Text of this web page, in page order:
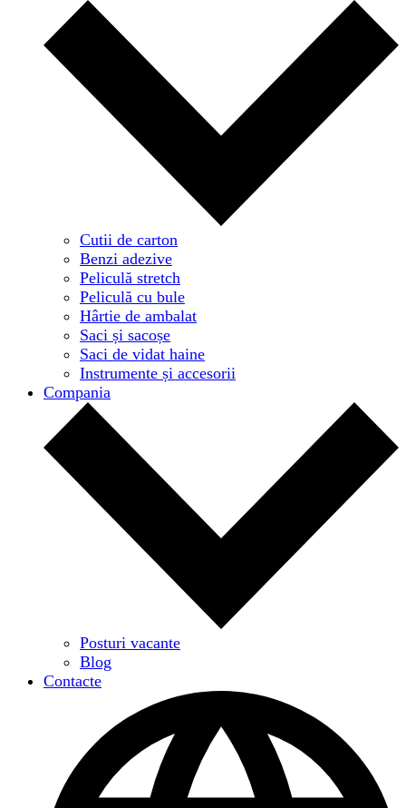
Cutii de carton
Benzi adezive
Peliculă stretch
Peliculă cu bule
Hârtie de ambalat
Saci și sacoșe
Saci de vidat haine
Instrumente și accesorii
Compania
Posturi vacante
Blog
Contacte